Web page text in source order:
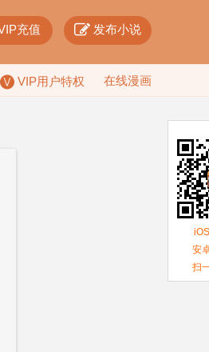
充值  发布小说
VIP用户特权 在线漫画
安
扫